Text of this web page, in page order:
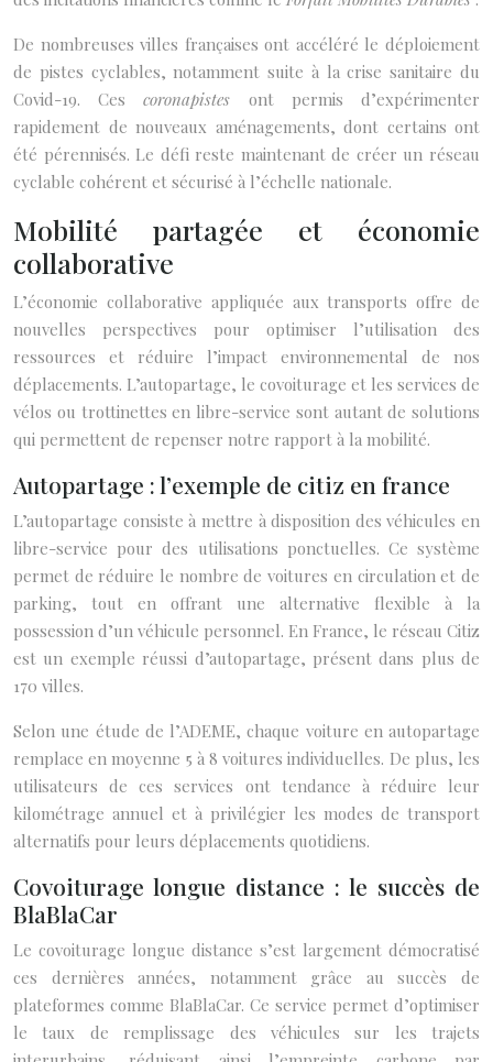
De nombreuses villes françaises ont accéléré le déploiement
de pistes cyclables, notamment suite à la crise sanitaire du
Covid-19. Cescoronapistes ont permis d’expérimenter
rapidement de nouveaux aménagements, dont certains ont
été pérennisés. Le défi reste maintenant de créer un réseau
cyclable cohérent et sécurisé à l’échelle nationale.
Mobilité partagée et économie
collaborative
L’économie collaborative appliquée aux transports offre de
nouvelles perspectives pour optimiser l’utilisation des
ressources et réduire l’impact environnemental de nos
déplacements. L’autopartage, le covoiturage et les services de
vélos ou trottinettes en libre-service sont autant de solutions
qui permettent de repenser notre rapport à la mobilité.
Autopartage : l’exemple de citiz en france
L’autopartage consiste à mettre à disposition des véhicules en
libre-service pour des utilisations ponctuelles. Ce système
permet de réduire le nombre de voitures en circulation et de
parking, tout en offrant une alternative flexible à la
possession d’un véhicule personnel. En France, le réseau Citiz
est un exemple réussi d’autopartage, présent dans plus de
170 villes.
Selon une étude de l’ADEME, chaque voiture en autopartage
remplace en moyenne 5 à 8 voitures individuelles. De plus, les
utilisateurs de ces services ont tendance à réduire leur
kilométrage annuel et à privilégier les modes de transport
alternatifs pour leurs déplacements quotidiens.
Covoiturage longue distance : le succès de
BlaBlaCar
Le covoiturage longue distance s’est largement démocratisé
ces dernières années, notamment grâce au succès de
plateformes comme BlaBlaCar. Ce service permet d’optimiser
le taux de remplissage des véhicules sur les trajets